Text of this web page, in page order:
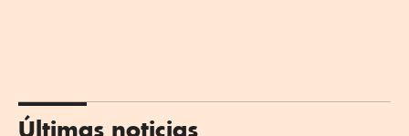
Últimas noticias